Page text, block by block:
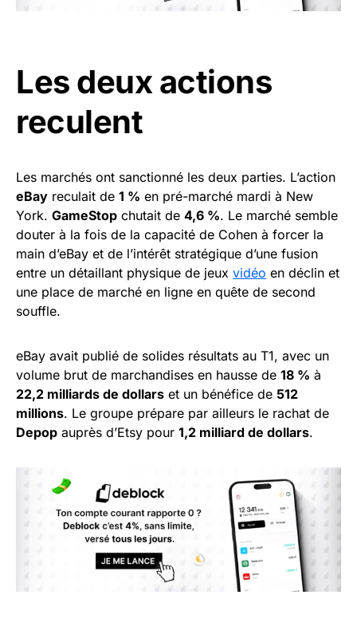
Les deux actions
reculent
Les marchés ont sanctionné les deux parties. L’action
eBay reculait de 1 % en pré-marché mardi à New
York. GameStop chutait de 4,6 %. Le marché semble
douter à la fois de la capacité de Cohen à forcer la
main d’eBay et de l’intérêt stratégique d’une fusion
entre un détaillant physique de jeux vidéo en déclin et
une place de marché en ligne en quête de second
souffle.
eBay avait publié de solides résultats au T1, avec un
volume brut de marchandises en hausse de 18 % à
22,2 milliards de dollars et un bénéfice de 512
millions. Le groupe prépare par ailleurs le rachat de
Depop auprès d’Etsy pour 1,2 milliard de dollars.